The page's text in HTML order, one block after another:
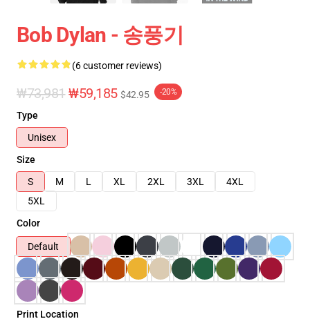
Bob Dylan - 송풍기
(6 customer reviews)
₩73,981 ₩59,185 $42.95 -20%
Type
Unisex
Size
S
M L XL 2XL 3XL
4XL
5XL
Color
Default
Print Location